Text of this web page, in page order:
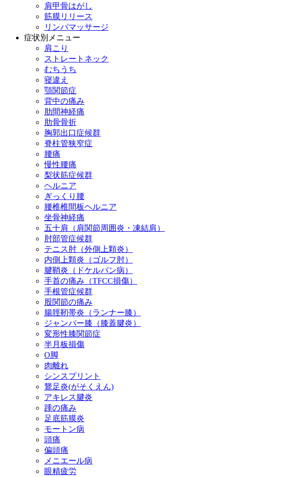
肩甲骨はがし
筋膜リリース
リンパマッサージ
症状別メニュー
肩こり
ストレートネック
むちうち
寝違え
顎関節症
背中の痛み
肋間神経痛
肋骨骨折
胸郭出口症候群
脊柱管狭窄症
腰痛
慢性腰痛
梨状筋症候群
ヘルニア
ぎっくり腰
腰椎椎間板ヘルニア
坐骨神経痛
五十肩（肩関節周囲炎・凍結肩）
肘部管症候群
テニス肘（外側上顆炎）
内側上顆炎（ゴルフ肘）
腱鞘炎（ドケルバン病）
手首の痛み（TFCC損傷）
手根管症候群
股関節の痛み
腸脛靭帯炎（ランナー膝）
ジャンパー膝（膝蓋腱炎）
変形性膝関節症
半月板損傷
O脚
肉離れ
シンスプリント
鵞足炎(がそくえん)
アキレス腱炎
踵の痛み
足底筋膜炎
モートン病
頭痛
偏頭痛
メニエール病
眼精疲労